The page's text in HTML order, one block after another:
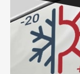
Газель (1,5 и